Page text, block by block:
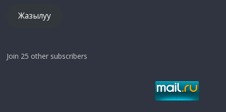
Жазылуу
Join 25 other subscribers